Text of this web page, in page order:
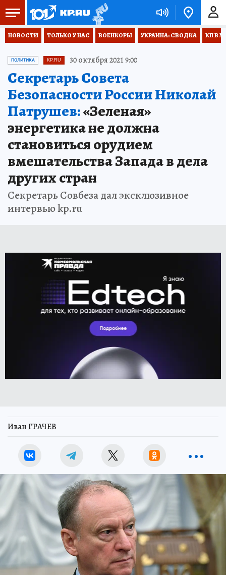
НОВОСТИ ТОЛЬКО У НАС ВОЕНКОРЫ УКРАИНА: СВОДКА КП В
ПОЛИТИКА KP.RU 30 октября 2021 9:00
Секретарь Совета
Безопасности России Николай
Патрушев:«Зеленая»
энергетика не должна
становиться орудием
вмешательства Запада в дела
других стран
Секретарь Совбеза дал эксклюзивное
интервью kp.ru
Иван ГРАЧЕВ